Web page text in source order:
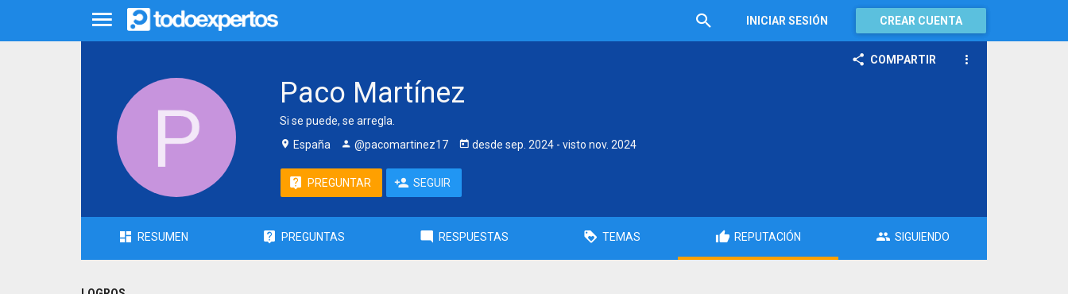
INICIAR SESIÓN CREAR CUENTA
COMPARTIR
Paco Martínez
Si se puede, se arregla.
España
@pacomartinez17 desde sep. 2024 - visto nov. 2024
PREGUNTAR SEGUIR
RESUMEN PREGUNTAS RESPUESTAS TEMAS REPUTACIÓN SIGUIENDO